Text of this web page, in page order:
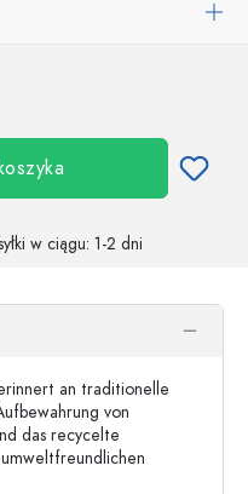
w ciągu: 1-2 dni
an traditionelle
von
das recycelte